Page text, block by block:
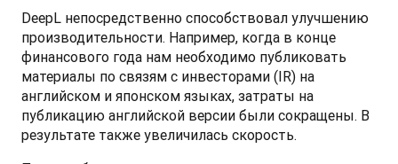
DeepL непосредственно способствовал улучшению
производительности. Например, когда в конце
финансового года нам необходимо публиковать
материалы по связям с инвесторами (IR) на
английском и японском языках, затраты на
публикацию английской версии были сокращены. В
результате также увеличилась скорость.